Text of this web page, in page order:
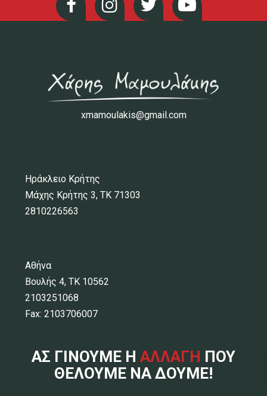
xmamoulakis@gmail.com
Ηράκλειο Κρήτης
Μάχης Κρήτης 3, ΤΚ 71303
2810226563
Αθήνα
Βουλής 4, ΤΚ 10562
2103251068
Fax: 2103706007
ΑΣ ΓΙΝΟΥΜΕ Η ΑΛΛΑΓΗ ΠΟΥ
ΘΕΛΟΥΜΕ ΝΑ ΔΟΥΜΕ!